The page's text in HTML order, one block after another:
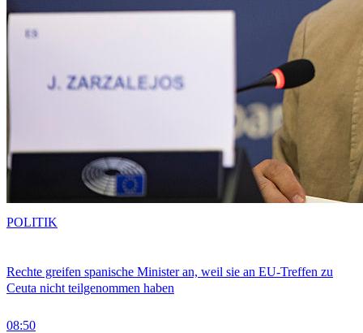
Rechte greifen spanische Minister an, weil sie an EU-Treffen zu
Ceuta nicht teilgenommen haben
08:50
POLITIK